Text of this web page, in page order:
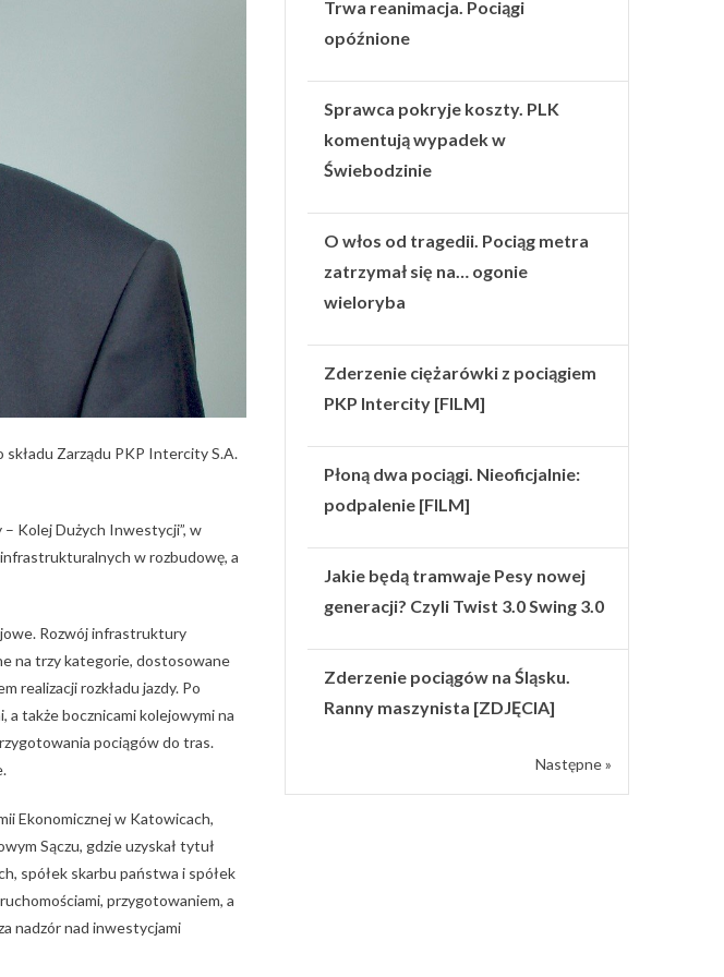
składu Zarządu PKP Intercity S.A.
Kolej Dużych Inwestycji”, w
w rozbudowę, a
Rozwój infrastruktury
na trzy kategorie, dostosowane
realizacji rozkładu jazdy. Po
także bocznicami kolejowymi na
pociągów do tras.
Ekonomicznej w Katowicach,
Sączu, gdzie uzyskał tytuł
spółek skarbu państwa i spółek
przygotowaniem, a
nadzór nad inwestycjami
Trwa reanimacja. Pociągi
opóźnione
Sprawca pokryje koszty. PLK
komentują wypadek w
Świebodzinie
O włos od tragedii. Pociąg metra
zatrzymał się na… ogonie
wieloryba
Zderzenie ciężarówki z pociągiem
PKP Intercity [FILM]
Płoną dwa pociągi. Nieoficjalnie:
podpalenie [FILM]
Jakie będą tramwaje Pesy nowej
generacji? Czyli Twist 3.0 Swing 3.0
Zderzenie pociągów na Śląsku.
Ranny maszynista [ZDJĘCIA]
Następne »